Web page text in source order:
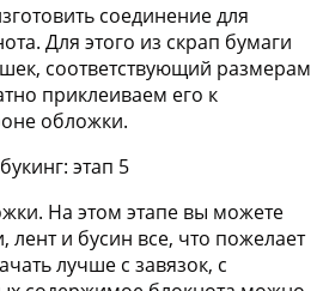
соединение для
Для этого из скрап бумаги
соответствующий размерам
приклеиваем его к
обложки.
На этом этапе вы можете
лент и бусин все, что пожелает
лучше с завязок, с